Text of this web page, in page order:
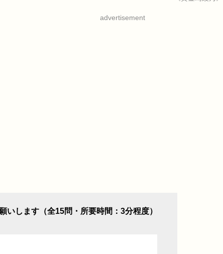
advertisement
いします（全15問・所要時間：3分程度）